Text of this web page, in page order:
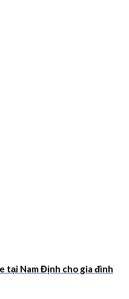
tại Nam Định cho gia đình